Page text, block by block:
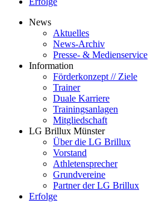
News
Aktuelles
News-Archiv
Presse- & Medienservice
Information
Förderkonzept // Ziele
Trainer
Duale Karriere
Trainingsanlagen
Mitgliedschaft
LG Brillux Münster
Über die LG Brillux
Vorstand
Athletensprecher
Grundvereine
Partner der LG Brillux
Erfolge